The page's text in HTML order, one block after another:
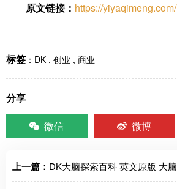
原文链接： https://
标签 ： DK , 创业 , 商业
分享
微信
微博
上一篇： DK大脑探索百科 英文原版 大